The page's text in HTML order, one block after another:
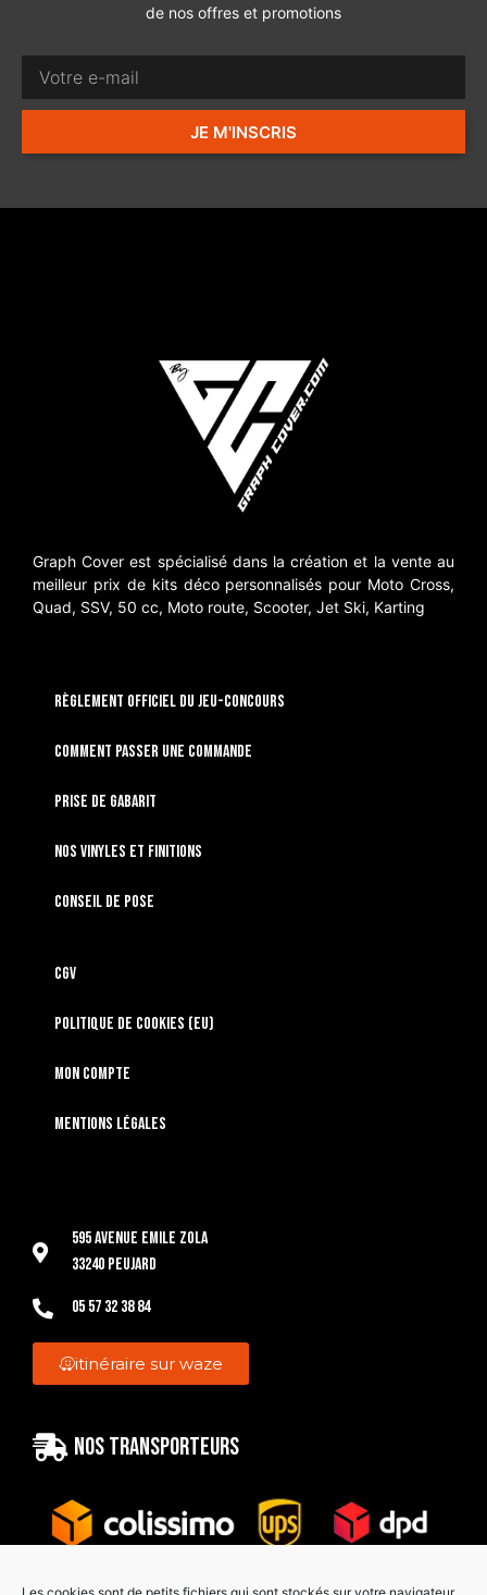
de nos offres et promotions
JE M'INSCRIS
Graph Cover est spécialisé dans la création et la vente au
meilleur prix de kits déco personnalisés pour Moto Cross,
Quad, SSV, 50 cc, Moto route, Scooter, Jet Ski, Karting
RÈGLEMENT OFFICIEL DU JEU-CONCOURS
Comment passer une commande
Prise de gabarit
Nos vinyles et finitions
Conseil de pose
CGV
Politique de cookies (EU)
Mon compte
Mentions légales
595 Avenue Emile Zola
33240 Peujard
05 57 32 38 84
itinéraire sur waze
Nos transporteurs